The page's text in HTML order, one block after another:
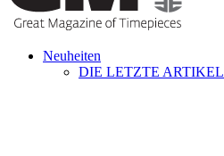
Neuheiten
DIE LETZTE ARTIKEL